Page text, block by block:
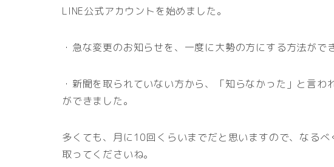
LINE公式アカウントを始めました。
・急な変更のお知らせを、一度に大勢の方にする方法がで
・新聞を取られていない方から、「知らなかった」と言
ができました。
多くても、月に10回くらいまでだと思いますので、なる
取ってくださいね。